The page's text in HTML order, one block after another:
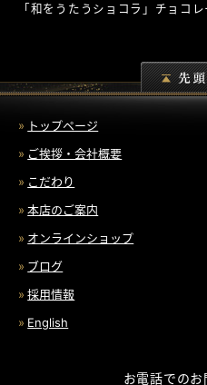
「和をうたうショコラ」チョコ
トップページ
ご挨拶・会社概要
こだわり
本店のご案内
オンラインショップ
ブログ
採用情報
English
お電話でのお